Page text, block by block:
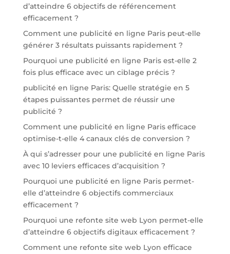
d’atteindre 6 objectifs de référencement
efficacement ?
Comment une publicité en ligne Paris peut-elle
générer 3 résultats puissants rapidement ?
Pourquoi une publicité en ligne Paris est-elle 2
fois plus efficace avec un ciblage précis ?
publicité en ligne Paris: Quelle stratégie en 5
étapes puissantes permet de réussir une
publicité ?
Comment une publicité en ligne Paris efficace
optimise-t-elle 4 canaux clés de conversion ?
À qui s’adresser pour une publicité en ligne Paris
avec 10 leviers efficaces d’acquisition ?
Pourquoi une publicité en ligne Paris permet-
elle d’atteindre 6 objectifs commerciaux
efficacement ?
Pourquoi une refonte site web Lyon permet-elle
d’atteindre 6 objectifs digitaux efficacement ?
Comment une refonte site web Lyon efficace